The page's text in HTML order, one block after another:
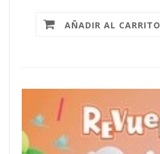
AÑADIR AL CARRITO